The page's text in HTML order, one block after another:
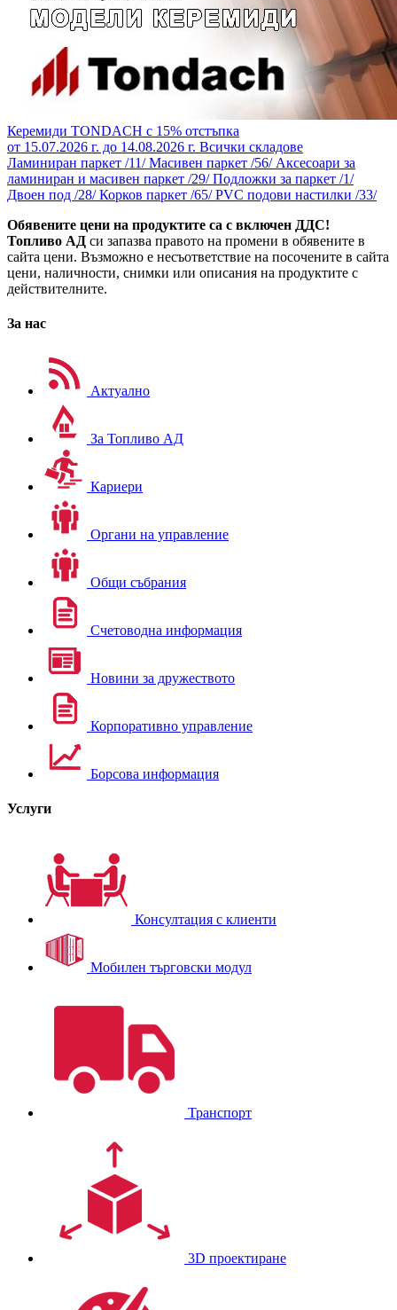
Керемиди TONDACH с 15% отстъпка
от 15.07.2026 г. до 14.08.2026 г. Всички складове
Ламиниран паркет /11/Масивен паркет /56/ Аксесоари за
ламиниран и масивен паркет /29/Подложки за паркет /1/
Двоен под /28/Корков паркет /65/PVC подови настилки /33/
Обявените цени на продуктите са с включен ДДС!
Топливо АД си запазва правото на промени в обявените в
сайта цени. Възможно е несъответствие на посочените в сайта
цени, наличности, снимки или описания на продуктите с
действителните.
За нас
Актуално
За Топливо АД
Кариери
Органи на управление
Общи събрания
Счетоводна информация
Новини за дружеството
Корпоративно управление
Борсова информация
Услуги
Консултация с клиенти
Мобилен търговски модул
Транспорт
3D проектиране